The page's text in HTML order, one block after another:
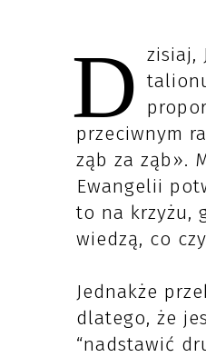
D zisiaj,
przeciwnym
ząb za ząb».
Ewangelii
to na krzyżu,
wiedzą, co
Jednakże
dlatego, że
“nadstawić